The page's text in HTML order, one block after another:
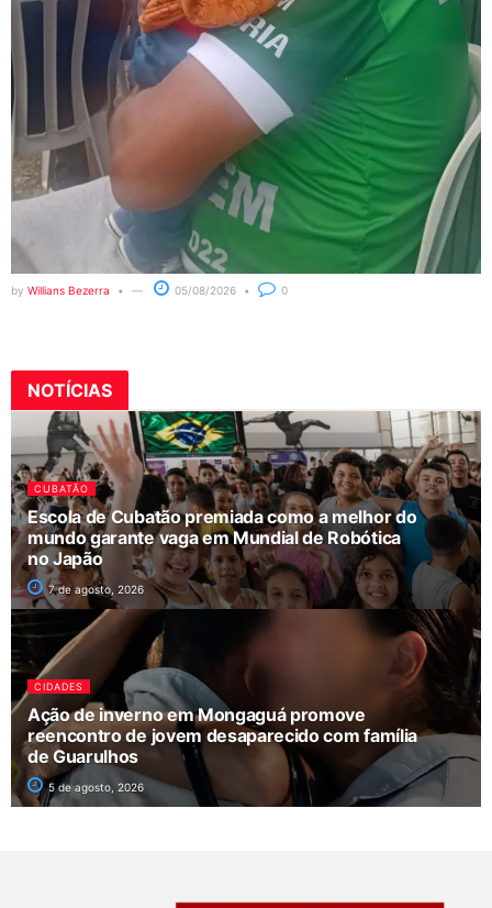
by Willians Bezerra 05/08/2026 0
NOTÍCIAS
CUBATÃO
Escola de Cubatão premiada como a melhor do
mundo garante vaga em Mundial de Robótica
no Japão
7 de agosto, 2026
CIDADES
Ação de inverno em Mongaguá promove
reencontro de jovem desaparecido com família
de Guarulhos
5 de agosto, 2026